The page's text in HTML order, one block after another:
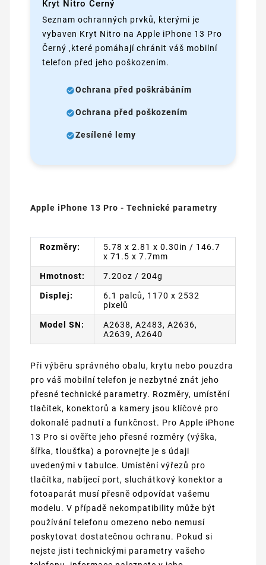
Kryt Nitro Černý
Seznam ochranných prvků, kterými je
vybaven Kryt Nitro na Apple iPhone 13 Pro
Černý ,které pomáhají chránit váš mobilní
telefon před jeho poškozením.
Ochrana před poškrábáním
Ochrana před poškozením
Zesílené lemy
Apple iPhone 13 Pro - Technické parametry
Rozměry:
5.78 x 2.81 x 0.30in / 146.7
x 71.5 x 7.7mm
Hmotnost: 7.20oz / 204g
Displej:
6.1 palců, 1170 x 2532
pixelů
Model SN:
A2638, A2483, A2636,
A2639, A2640
Při výběru správného obalu, krytu nebo pouzdra
pro váš mobilní telefon je nezbytné znát jeho
přesné technické parametry. Rozměry, umístění
tlačítek, konektorů a kamery jsou klíčové pro
dokonalé padnutí a funkčnost. Pro Apple iPhone
13 Pro si ověřte jeho přesné rozměry (výška,
šířka, tloušťka) a porovnejte je s údaji
uvedenými v tabulce. Umístění výřezů pro
tlačítka, nabíjecí port, sluchátkový konektor a
fotoaparát musí přesně odpovídat vašemu
modelu. V případě nekompatibility může být
používání telefonu omezeno nebo nemusí
poskytovat dostatečnou ochranu. Pokud si
nejste jisti technickými parametry vašeho